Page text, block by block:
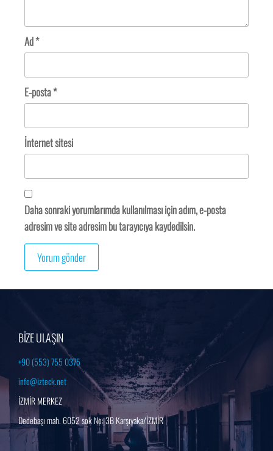
Ad*
E-posta*
İnternet sitesi
Daha sonraki yorumlarımda kullanılması için adım, e-posta
adresim ve site adresim bu tarayıcıya kaydedilsin.
BİZE ULAŞIN
+90 (553) 755 0375
info@izteck.net
İZMİR MERKEZ
Dedebaşı mah. 6052 sok No: 3B Karşıyaka/İZMİR